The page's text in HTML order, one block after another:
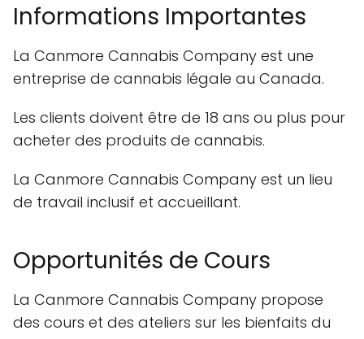
Informations Importantes
La Canmore Cannabis Company est une
entreprise de cannabis légale au Canada.
Les clients doivent être de 18 ans ou plus pour
acheter des produits de cannabis.
La Canmore Cannabis Company est un lieu
de travail inclusif et accueillant.
Opportunités de Cours
La Canmore Cannabis Company propose
des cours et des ateliers sur les bienfaits du